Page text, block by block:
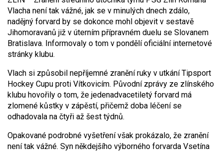
Vlacha není tak vážné, jak se v minulých dnech zdálo,
nadějný forvard by se dokonce mohl objevit v sestavě
Jihomoravanů již v úterním přípravném duelu se Slovanem
Bratislava. Informovaly o tom v pondělí oficiální internetové
stránky klubu.
Vlach si způsobil nepříjemné zranění ruky v utkání Tipsport
Hockey Cupu proti Vítkovicím. Původní zprávy ze zlínského
klubu hovořily o tom, že jedenadvacetiletý forvard má
zlomené kůstky v zápěstí, přičemž doba léčení se
odhadovala na čtyři až šest týdnů.
Opakované podrobné vyšetření však prokázalo, že zranění
není tak vážné. Syn někdejšího výborného forvarda Vsetína